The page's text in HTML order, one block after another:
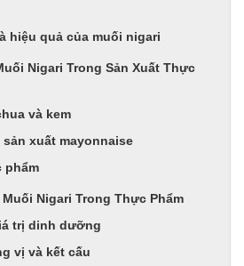
hiệu quả của muối nigari
Nigari Trong Sản Xuất Thực
và kem
xuất mayonnaise
phẩm
Nigari Trong Thực Phẩm
trị dinh dưỡng
vị và kết cấu